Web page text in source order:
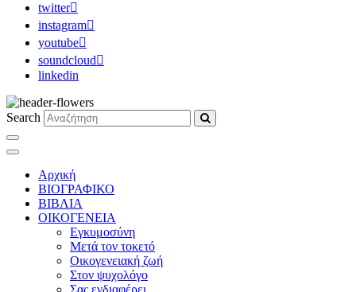
twitter
instagram
youtube
soundcloud
linkedin
Search
Αρχική
ΒΙΟΓΡΑΦΙΚΟ
ΒΙΒΛΙΑ
ΟΙΚΟΓΕΝΕΙΑ
Εγκυμοσύνη
Μετά τον τοκετό
Οικογενειακή ζωή
Στον ψυχολόγο
Σας ενδιαφέρει…